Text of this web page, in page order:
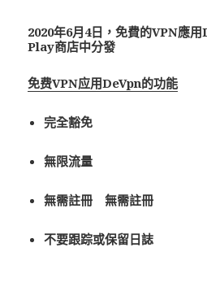
2020年6月4日，免費的VPN應用
Play商店中分發
免费VPN应用DeVpn的功能
完全豁免
無限流量
無需註冊 無需註冊
不要跟踪或保留日誌